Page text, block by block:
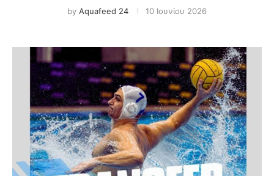
by Aquafeed 24 10 Ιουνίου 2026